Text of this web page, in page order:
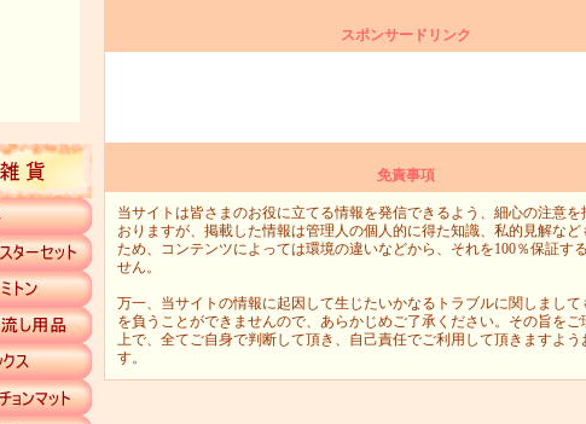
スポンサードリンク
免責事項
当サイトは皆さまのお役に立てる情報を発信できるよう、細心の注意を
おりますが、掲載した情報は管理人の個人的に得た知識、私的見解など
ため、コンテンツによっては環境の違いなどから、それを100％保証す
せん。
万一、当サイトの情報に起因して生じたいかなるトラブルに関しまして
を負うことができませんので、あらかじめご了承ください。その旨をご
上で、全てご自身で判断して頂き、自己責任でご利用して頂きますよう
す。